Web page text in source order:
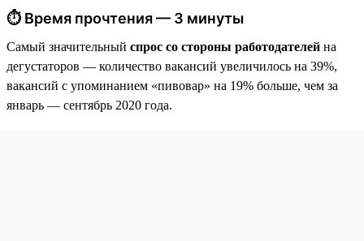
⏱ Время прочтения — 3 минуты
Самый значительный спрос со стороны работодателей на
дегустаторов — количество вакансий увеличилось на 39%,
вакансий с упоминанием «пивовар» на 19% больше, чем за
январь — сентябрь 2020 года.